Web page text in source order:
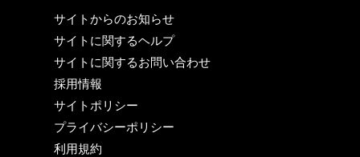
サイトからのお知らせ
サイトに関するヘルプ
サイトに関するお問い合わせ
採用情報
サイトポリシー
プライバシーポリシー
利用規約